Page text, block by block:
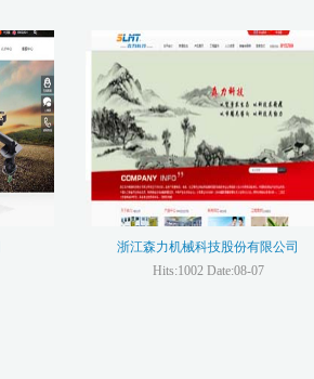
浙江森力机械科技股份有限公司
Hits:1002 Date:08-07